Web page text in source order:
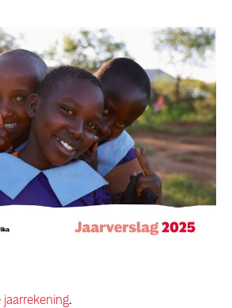
bedrijven
contact
pers
jaarrekening.